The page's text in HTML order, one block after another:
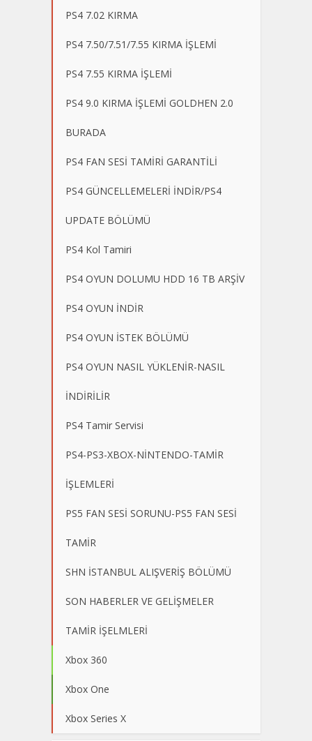
PS4 7.02 KIRMA
PS4 7.50/7.51/7.55 KIRMA İŞLEMİ
PS4 7.55 KIRMA İŞLEMİ
PS4 9.0 KIRMA İŞLEMİ GOLDHEN 2.0
BURADA
PS4 FAN SESİ TAMİRİ GARANTİLİ
PS4 GÜNCELLEMELERİ İNDİR/PS4
UPDATE BÖLÜMÜ
PS4 Kol Tamiri
PS4 OYUN DOLUMU HDD 16 TB ARŞİV
PS4 OYUN İNDİR
PS4 OYUN İSTEK BÖLÜMÜ
PS4 OYUN NASIL YÜKLENİR-NASIL
İNDİRİLİR
PS4 Tamir Servisi
PS4-PS3-XBOX-NİNTENDO-TAMİR
İŞLEMLERİ
PS5 FAN SESİ SORUNU-PS5 FAN SESİ
TAMİR
SHN İSTANBUL ALIŞVERİŞ BÖLÜMÜ
SON HABERLER VE GELİŞMELER
TAMİR İŞELMLERİ
Xbox 360
Xbox One
Xbox Series X